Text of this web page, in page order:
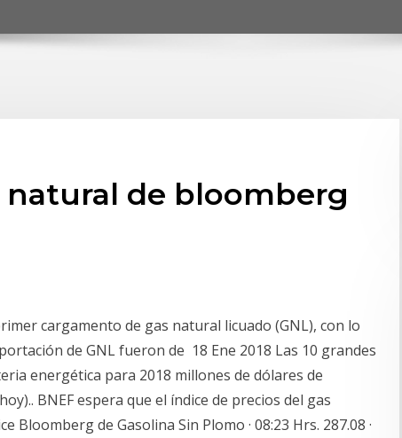
natural de bloomberg
cargamento de gas natural licuado (GNL), con lo
de GNL fueron de 18 Ene 2018 Las 10 grandes
energética para 2018 millones de dólares de
BNEF espera que el índice de precios del gas
de Gasolina Sin Plomo · 08:23 Hrs. 287.08 ·